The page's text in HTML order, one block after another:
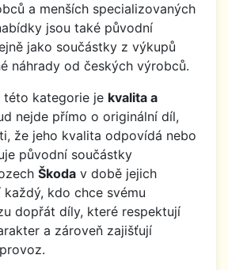
a menších specializovaných
jsou také původní
jako součástky z výkupů
náhrady od českých výrobců.
této kategorie je kvalita a
nejde přímo o originální díl,
že jeho kvalita odpovídá nebo
původní součástky
Škoda v době jejich
kdo chce svému
dopřát díly, které respektují
a zároveň zajišťují